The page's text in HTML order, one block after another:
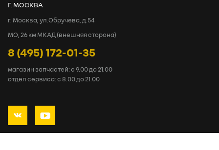
Г. МОСКВА
г. Москва, ул.Обручева, д.54
МО, 26 км МКАД (внешняя сторона)
8 (495) 172-01-35
магазин запчастей: с 9.00 до 21.00
отдел сервиса: с 8.00 до 21.00